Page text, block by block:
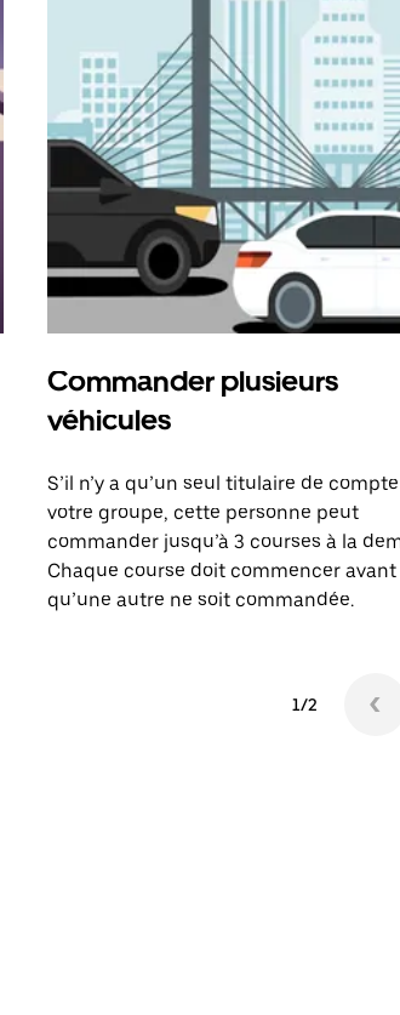
Commander plusieurs
véhicules
S’il n’y a qu’un seul titulaire de
votre groupe, cette personne peut
commander jusqu’à 3 courses à la
Chaque course doit commencer avant
qu’une autre ne soit commandée.
1/2